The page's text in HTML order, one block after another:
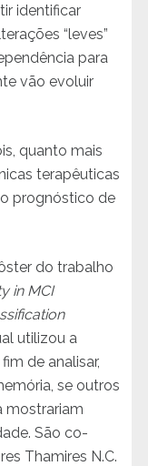
identificar
“leves”
para
vão evoluir
quanto mais
terapêuticas
prognóstico de
do trabalho
in MCI
utilizou a
de analisar,
se outros
mostrariam
São co-
Thamires N.C.